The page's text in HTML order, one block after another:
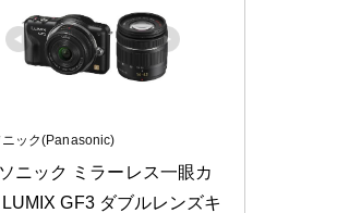
ニック(Panasonic)
ニック ミラーレス一眼カ
LUMIX GF3 ダブルレンズキ